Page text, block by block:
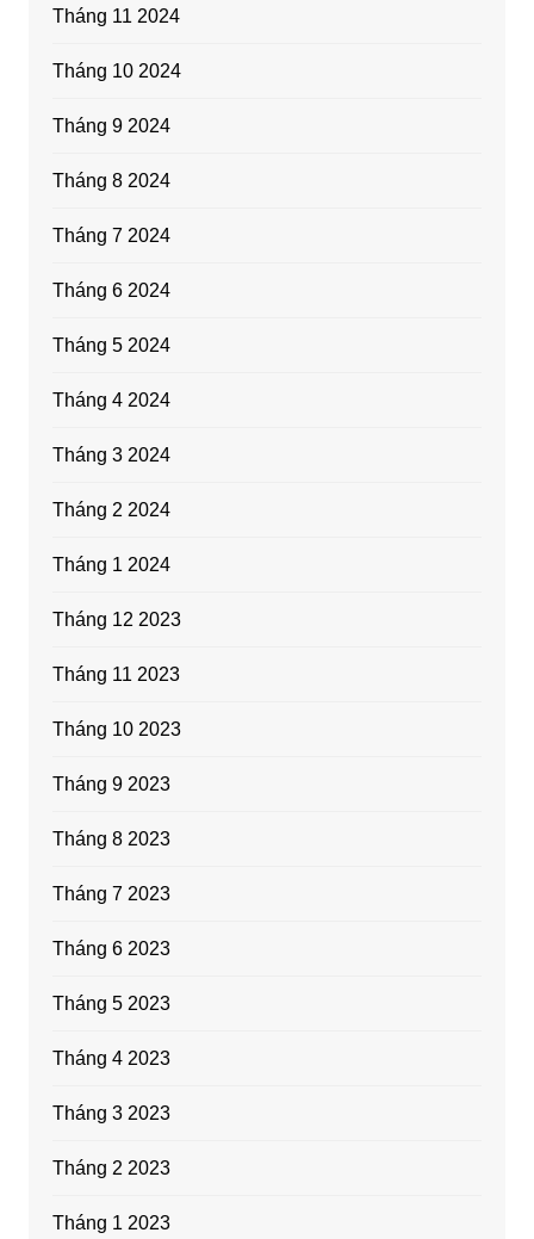
Tháng 11 2024
Tháng 10 2024
Tháng 9 2024
Tháng 8 2024
Tháng 7 2024
Tháng 6 2024
Tháng 5 2024
Tháng 4 2024
Tháng 3 2024
Tháng 2 2024
Tháng 1 2024
Tháng 12 2023
Tháng 11 2023
Tháng 10 2023
Tháng 9 2023
Tháng 8 2023
Tháng 7 2023
Tháng 6 2023
Tháng 5 2023
Tháng 4 2023
Tháng 3 2023
Tháng 2 2023
Tháng 1 2023